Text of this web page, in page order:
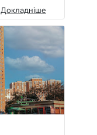
Докладніше